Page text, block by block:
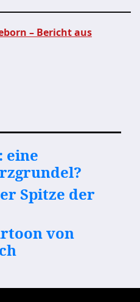
– Bericht aus
eine
Spitze der
von